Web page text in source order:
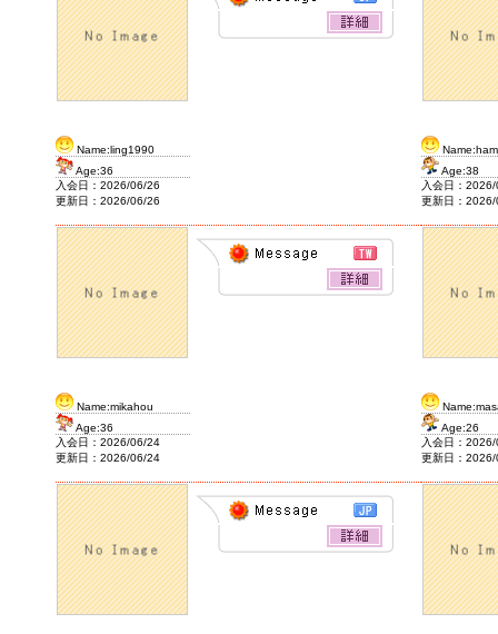
Name:ling1990
Age:36
入会日：2026/06/26
更新日：2026/06/26
Age:38
入会日：
更新日：
Name:mikahou
Age:36
入会日：2026/06/24
更新日：2026/06/24
Age:26
入会日：
更新日：